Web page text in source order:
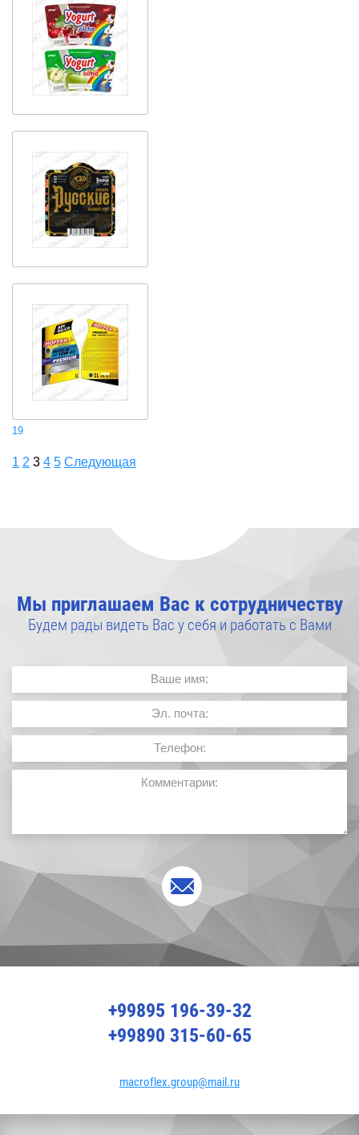
19
1 2 3 4 5 Следующая
Мы приглашаем Вас к сотрудничеству
Будем рады видеть Вас у себя и работать с Вами
+99895 196-39-32
+99890 315-60-65
macroflex.group@mail.ru